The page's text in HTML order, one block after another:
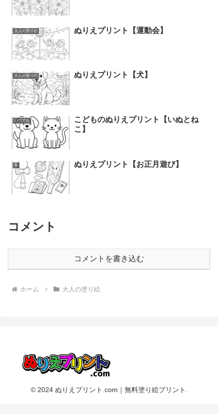
大人の塗り絵 ぬりえプリント【運動会】
大人の塗り絵 ぬりえプリント【犬】
いつでも
こどものぬりえプリント【いぬとね
こ】
冬 ぬりえプリント【お正月遊び】
コメント
コメントを書き込む
ホーム 大人の塗り絵
© 2024 ぬりえプリント.com｜無料塗り絵プリント.